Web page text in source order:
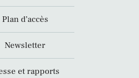
Plan d’accès
Newsletter
et rapports